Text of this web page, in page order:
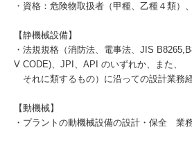
・資格：危険物取扱者（甲種、乙種４類
【静機械設備】
・法規規格（消防法、電事法、JIS
V CODE)、JPI、API のいずれか、また、
それに類するもの）に沿っての設計業務
【動機械】
・プラントの動機械設備の設計・保全 業